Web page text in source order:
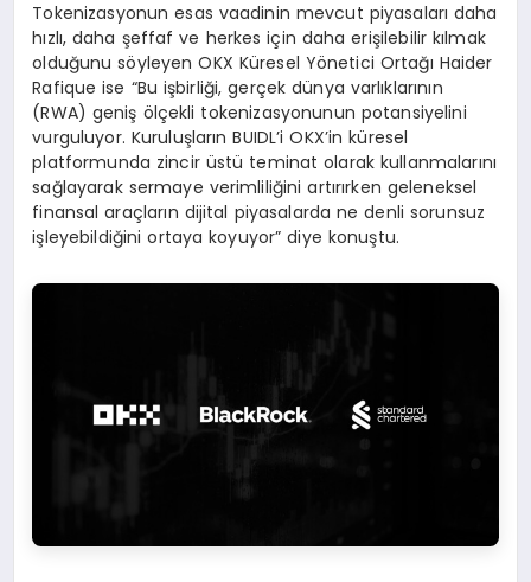
Tokenizasyonun esas vaadinin mevcut piyasaları daha
hızlı, daha şeffaf ve herkes için daha erişilebilir kılmak
olduğunu söyleyen OKX Küresel Yönetici Ortağı Haider
Rafique ise “Bu işbirliği, gerçek dünya varlıklarının
(RWA) geniş ölçekli tokenizasyonunun potansiyelini
vurguluyor. Kuruluşların BUIDL’i OKX’in küresel
platformunda zincir üstü teminat olarak kullanmalarını
sağlayarak sermaye verimliliğini artırırken geleneksel
finansal araçların dijital piyasalarda ne denli sorunsuz
işleyebildiğini ortaya koyuyor” diye konuştu.